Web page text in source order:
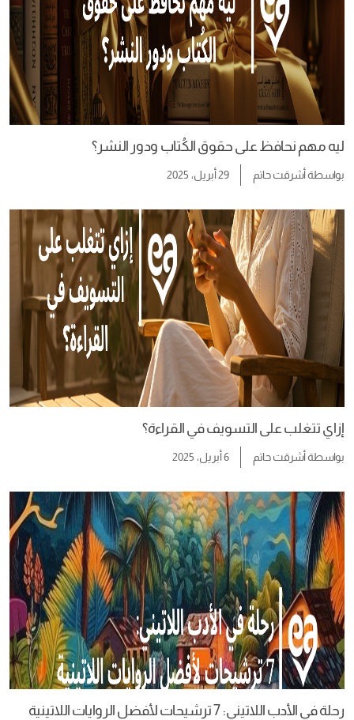
ليه مهم نحافظ على حقوق الكُتاب ودور النشر؟
بواسطةأشرقت حاتم 29 أبريل، 2025
إزاي تتغلب على التسويف في القراءة؟
بواسطةأشرقت حاتم 6 أبريل، 2025
رحلة في الأدب اللاتيني: 7 ترشيحات لأفضل الروايات اللاتينية